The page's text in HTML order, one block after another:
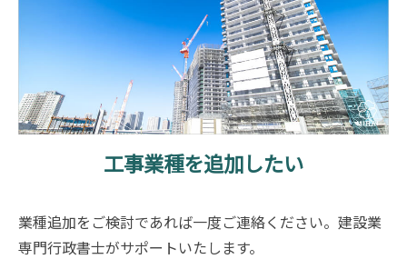
工事業種を追加したい
業種追加をご検討であれば一度ご連絡ください。建設業
専門行政書士がサポートいたします。